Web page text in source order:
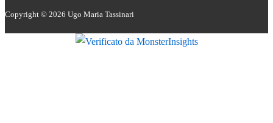
Copyright © 2026 Ugo Maria Tassinari